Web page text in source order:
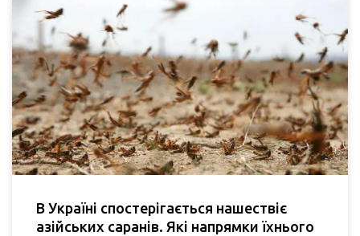
В Україні спостерігається нашествіє
азійських саранів. Які напрямки їхнього